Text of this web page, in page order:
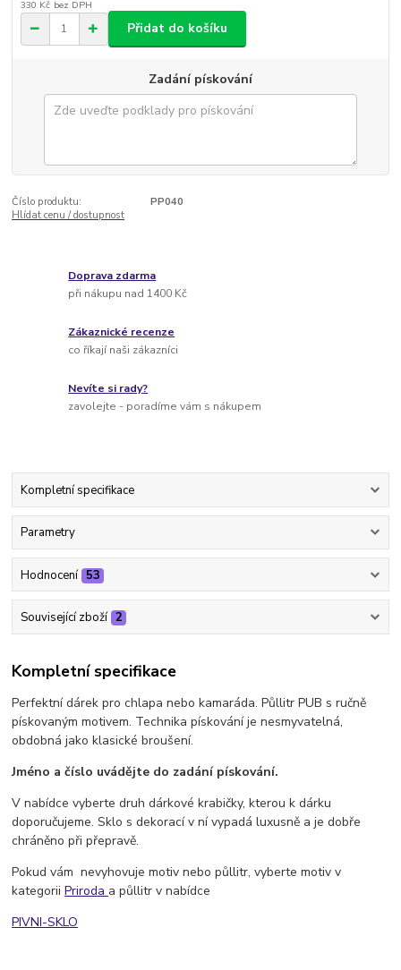
330 Kč bez DPH
Přidat do košíku
Zadání pískování
Číslo produktu:
PP040
Hlídat cenu / dostupnost
Doprava zdarma
při nákupu nad 1400 Kč
Zákaznické recenze
co říkají naši zákazníci
Nevíte si rady?
zavolejte - poradíme vám s nákupem
Kompletní specifikace
Parametry
Hodnocení 53
Související zboží 2
Kompletní specifikace
Perfektní dárek pro chlapa nebo kamaráda. Půllitr PUB s ručně
pískovaným motivem. Technika pískování je nesmyvatelná,
obdobná jako klasické broušení.
Jméno a číslo uvádějte do zadání pískování.
V nabídce vyberte druh dárkové krabičky, kterou k dárku
doporučujeme. Sklo s dekorací v ní vypadá luxusně a je dobře
chráněno při přepravě.
Pokud vám nevyhovuje motiv nebo půllitr, vyberte motiv v
kategoriiPriroda a půllitr v nabídce
PIVNI-SKLO